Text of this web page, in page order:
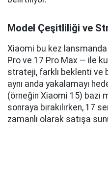
Model Çeşitliliği ve
Xiaomi bu kez
Pro ve 17 Pro Max — ile
strateji, farklı beklenti ve
aynı anda yakalamayı
(örneğin Xiaomi 15) bazı
sonraya bırakılırken, 17
zamanlı olarak satışa